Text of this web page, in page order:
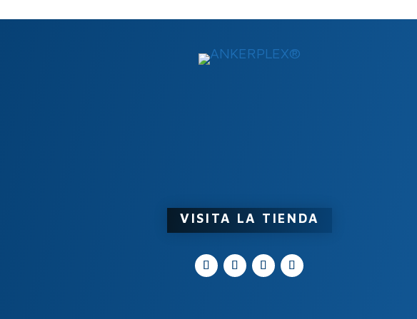
Etiquetas del producto
hasta
VISITA LA TIENDA